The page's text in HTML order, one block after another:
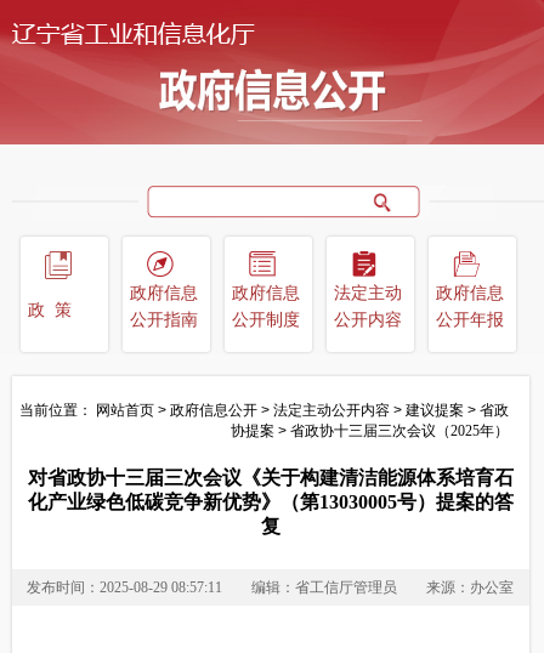
政策
政府信息
公开指南
政府信息
公开制度
法定主动
公开内容
政府信息
公开年报
当前位置： 网站首页> 政府信息公开> 法定主动公开内容> 建议提案 > 省政
协提案 > 省政协十三届三次会议（2025年）
对省政协十三届三次会议《关于构建清洁能源体系培育石
化产业绿色低碳竞争新优势》（第13030005号）提案的答
复
发布时间：2025-08-29 08:57:11 编辑：省工信厅管理员 来源：办公室